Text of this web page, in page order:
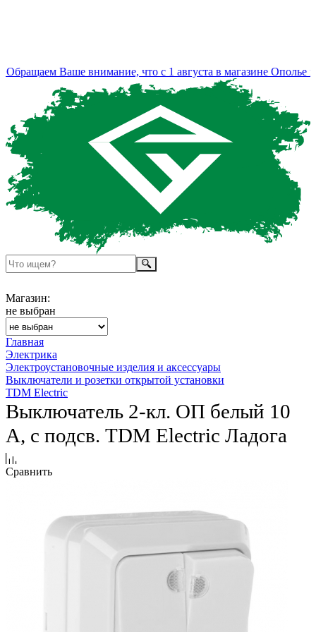
Ваше внимание, что с 1 августа в магазине Ополье
Магазин:
не выбран
Главная
Электрика
Электроустановочные изделия и аксессуары
Выключатели и розетки открытой установки
TDM Electric
Выключатель 2-кл. ОП белый 10
А, с подсв. TDM Еlectric Ладога
Сравнить